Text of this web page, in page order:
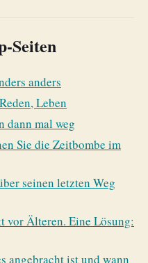
Seiten
anders
Leben
dann mal weg
Sie die Zeitbombe im
seinen letzten Weg
vor Älteren. Eine Lösung:
angebracht ist und wann